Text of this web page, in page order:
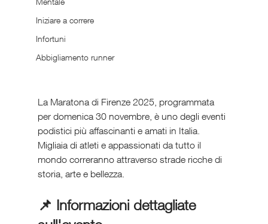
Iniziare a correre
Infortuni
Abbigliamento runner
La Maratona di Firenze 2025, programmata
per domenica 30 novembre, è uno degli eventi
podistici più affascinanti e amati in Italia.
Migliaia di atleti e appassionati da tutto il
mondo correranno attraverso strade ricche di
storia, arte e bellezza.
📌 Informazioni dettagliate